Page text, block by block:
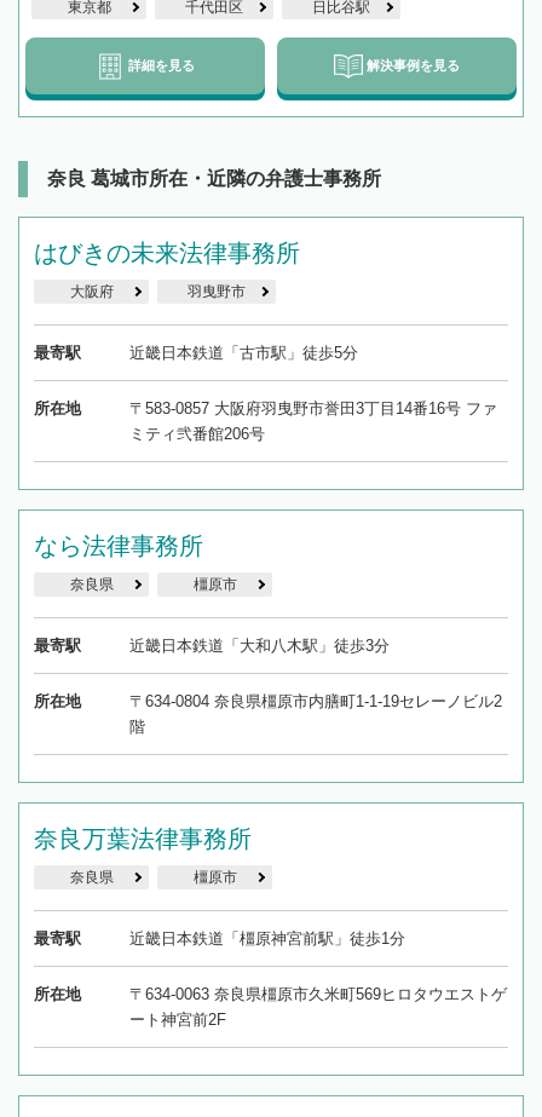
東京都 千代田区 日比谷駅
詳細を見る 解決事例を見る
奈良 葛城市所在・近隣の弁護士事務所
はびきの未来法律事務所
大阪府 羽曳野市
最寄駅 近畿日本鉄道「古市駅」徒歩5分
所在地
〒583-0857 大阪府羽曳野市誉田3丁目14番16号 ファ
ミティ弐番館206号
なら法律事務所
奈良県 橿原市
最寄駅 近畿日本鉄道「大和八木駅」徒歩3分
所在地
〒634-0804 奈良県橿原市内膳町1-1-19セレーノビル2
階
奈良万葉法律事務所
奈良県 橿原市
最寄駅 近畿日本鉄道「橿原神宮前駅」徒歩1分
所在地
〒634-0063 奈良県橿原市久米町569ヒロタウエストゲ
ート神宮前2F